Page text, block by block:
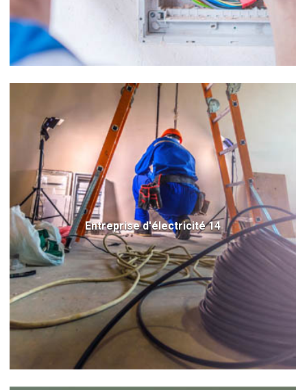
Entreprise d'électricité 14